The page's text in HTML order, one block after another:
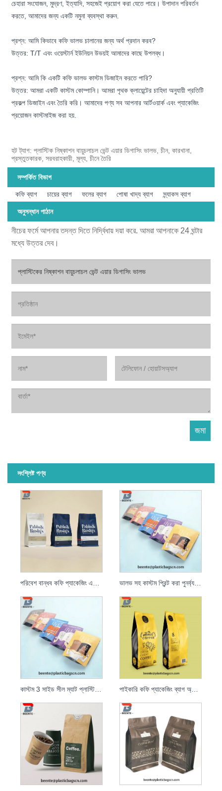
চেহারা সংযোজন, মুদ্রণ, ইত্যাদি, সহজেই প্রয়োগ করা যেতে পারে। উপাদান পরিবর্তন
করতে, আমাদের জন্য একটি নমুনা ব্যবস্থা করুন.
প্রশ্ন: আমি কিভাবে কফি ভালভ চালানের জন্য অর্থ প্রদান করব?
উত্তর: T/T এবং ওয়েস্টার্ন ইউনিয়ন উভয়ই আমাদের কাছে উপলব্ধ।
প্রশ্ন: আমি কি একটি কফি ভালভ কাস্টম ডিজাইন করতে পারি?
উত্তর: আমরা একটি কাস্টম কোম্পানি। আমরা পৃথক ক্লায়েন্টের চাহিদা অনুযায়ী প্রতিটি
প্রকল্প ডিজাইন এবং তৈরি করি। আমাদের পণ্য সব আপনার আর্টওয়ার্ক এবং প্যাকেজিং
প্রয়োজন কাস্টমাইজ করা হয়.
হট ট্যাগ: প্লাস্টিক নিষ্কাশন বায়ুচলাচল ভেন্ট এয়ার ডিগাসিং ভালভ, চীন, কারখানা,
প্রস্তুতকারক, সরবরাহকারী, মূল্য, চীনে তৈরি
সম্পর্কিত বিভাগ
কফি ব্যাগ চায়ের ব্যাগ ফলের ব্যাগ পোষা খাদ্য ব্যাগ স্ন্যাকস ব্যাগ
অনুসন্ধান পাঠান
নীচের ফর্মে আপনার তদন্ত দিতে নির্দ্বিধায় দয়া করে. আমরা আপনাকে 24 ঘন্টার
মধ্যে উত্তর দেব।
সংশ্লিষ্ট পণ্য
কাস্টম 3 সাইড সীল ম্যাট প্লাস্টিক অ্যালুমিনিয়াম ফয়েল কফি ব্যাগ পাইকারি কফি প্যাকেজিং ব্যাগ অ্যালুমিনিয়াম ফয়েল কফি বিন প্যাকেজিং ব্যাগ